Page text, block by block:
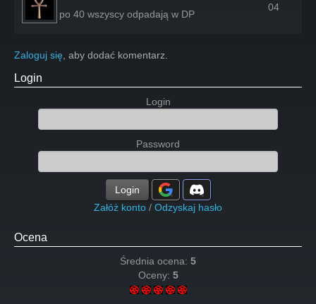
po 40 wszyscy odpadają w DP
04
Zaloguj się , aby dodać komentarz.
Login
Login
Password
Login
Załóż konto / Odzyskaj hasło
Ocena
Średnia ocena: 5
Oceny: 5